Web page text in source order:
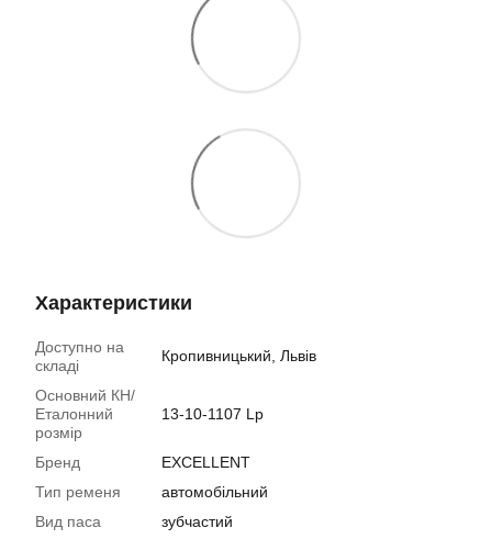
Характеристики
Доступно на
складі
Кропивницький, Львів
Основний КН/
Еталонний
розмір
13-10-1107 Lp
Бренд
EXCELLENT
Тип ременя
автомобільний
Вид паса
зубчастий